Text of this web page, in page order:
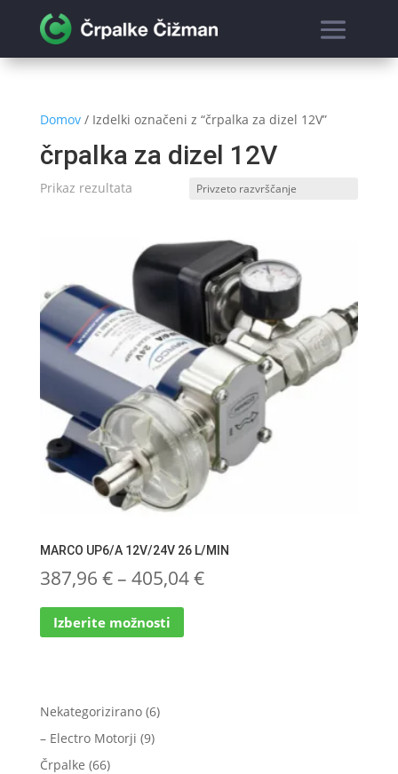
Domov/ Izdelki označeni z “črpalka za dizel 12V”
črpalka za dizel 12V
Prikaz rezultata
MARCO UP6/A 12V/24V 26 L/MIN
387,96 €– 405,04€Cenovni
Izberite možnosti
Ta
Nekategorizirano 66
– Electro Motorji 99
Črpalke 6666